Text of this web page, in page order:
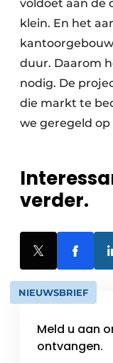
voldoet aan de
klein. En het
duur. Daarom
nodig. De
die markt te
we geregeld
verder.
NIEUWSBRIEF
Meld u aan
ontvangen.